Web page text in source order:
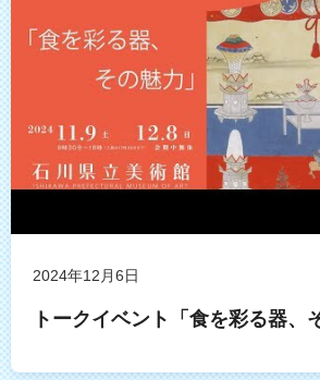
2024年12月6日
トークイベント「食を彩る器、